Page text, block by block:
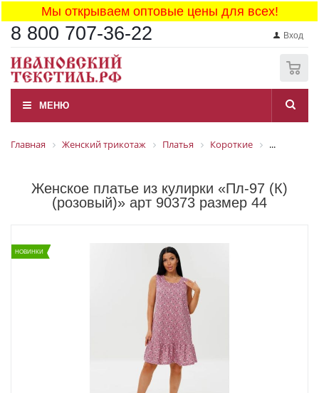
Мы открываем оптовые цены для всех!
8 800 707-36-22 Вход
МЕНЮ
Главная Женский трикотаж Платья Короткие ...
Женское платье из кулирки «Пл-97 (К)
(розовый)» арт 90373 размер 44
НОВИНКИ